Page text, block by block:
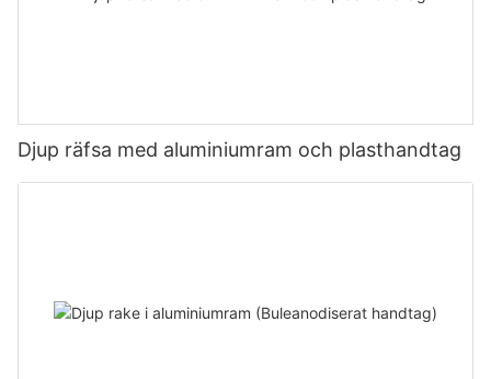
Djup räfsa med aluminiumram och plasthandtag